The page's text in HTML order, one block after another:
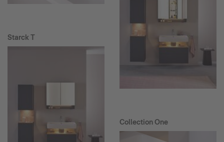
Starck T
Collection One